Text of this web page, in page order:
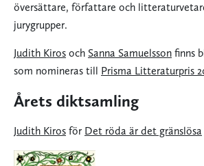
översättare, författare och
jurygrupper.
Judith Kiros och Sanna Samuelsson finns
som nomineras till Prisma Litteraturpris
Årets diktsamling
Judith Kiros för Det röda är det gränslösa